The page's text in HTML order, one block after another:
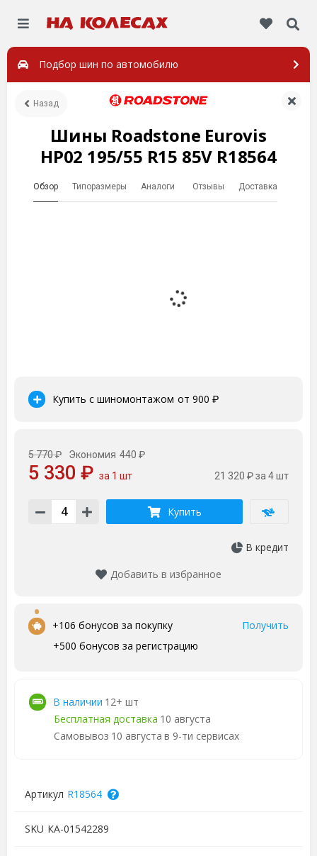
Подбор шин по автомобилю
Назад
Шины Roadstone Eurovis
HP02 195/55 R15 85V R18564
Обзор Типоразмеры Аналоги Отзывы Доставка
Купить с шиномонтажом от 900 ₽
5 770 ₽ Экономия 440 ₽
5 330 ₽ за 1 шт 21 320 ₽за 4 шт
Купить
В кредит
Добавить в избранное
• +106 бонусов за покупку
Получить
+500 бонусов за регистрацию
В наличии 12+ шт
Бесплатная доставка 10 августа
Самовывоз 10 августа в 9-ти сервисах
Артикул R18564
SKU КА-01542289